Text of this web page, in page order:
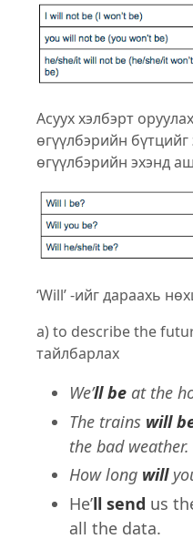
Асуух хэлбэрт
өгүүлбэрийн
өгүүлбэрийн эхэнд
‘Will’ -ийг дараахь
a) to describe the
тайлбарлах
We’ll be at the
The trains will
the bad weather.
How long will
He’ll send us
all the data.